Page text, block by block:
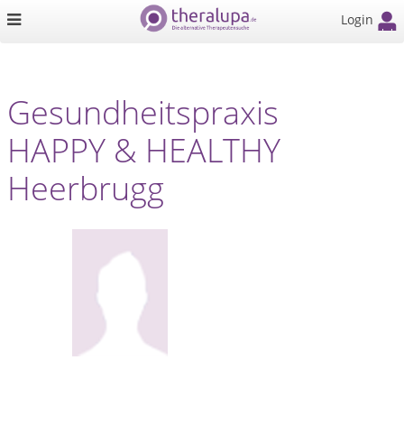
Login
Gesundheitspraxis
HAPPY & HEALTHY
Heerbrugg